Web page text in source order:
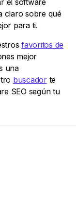
el software
claro sobre qué
para ti.
favoritos de
mejor
una
buscadorte
SEO según tu